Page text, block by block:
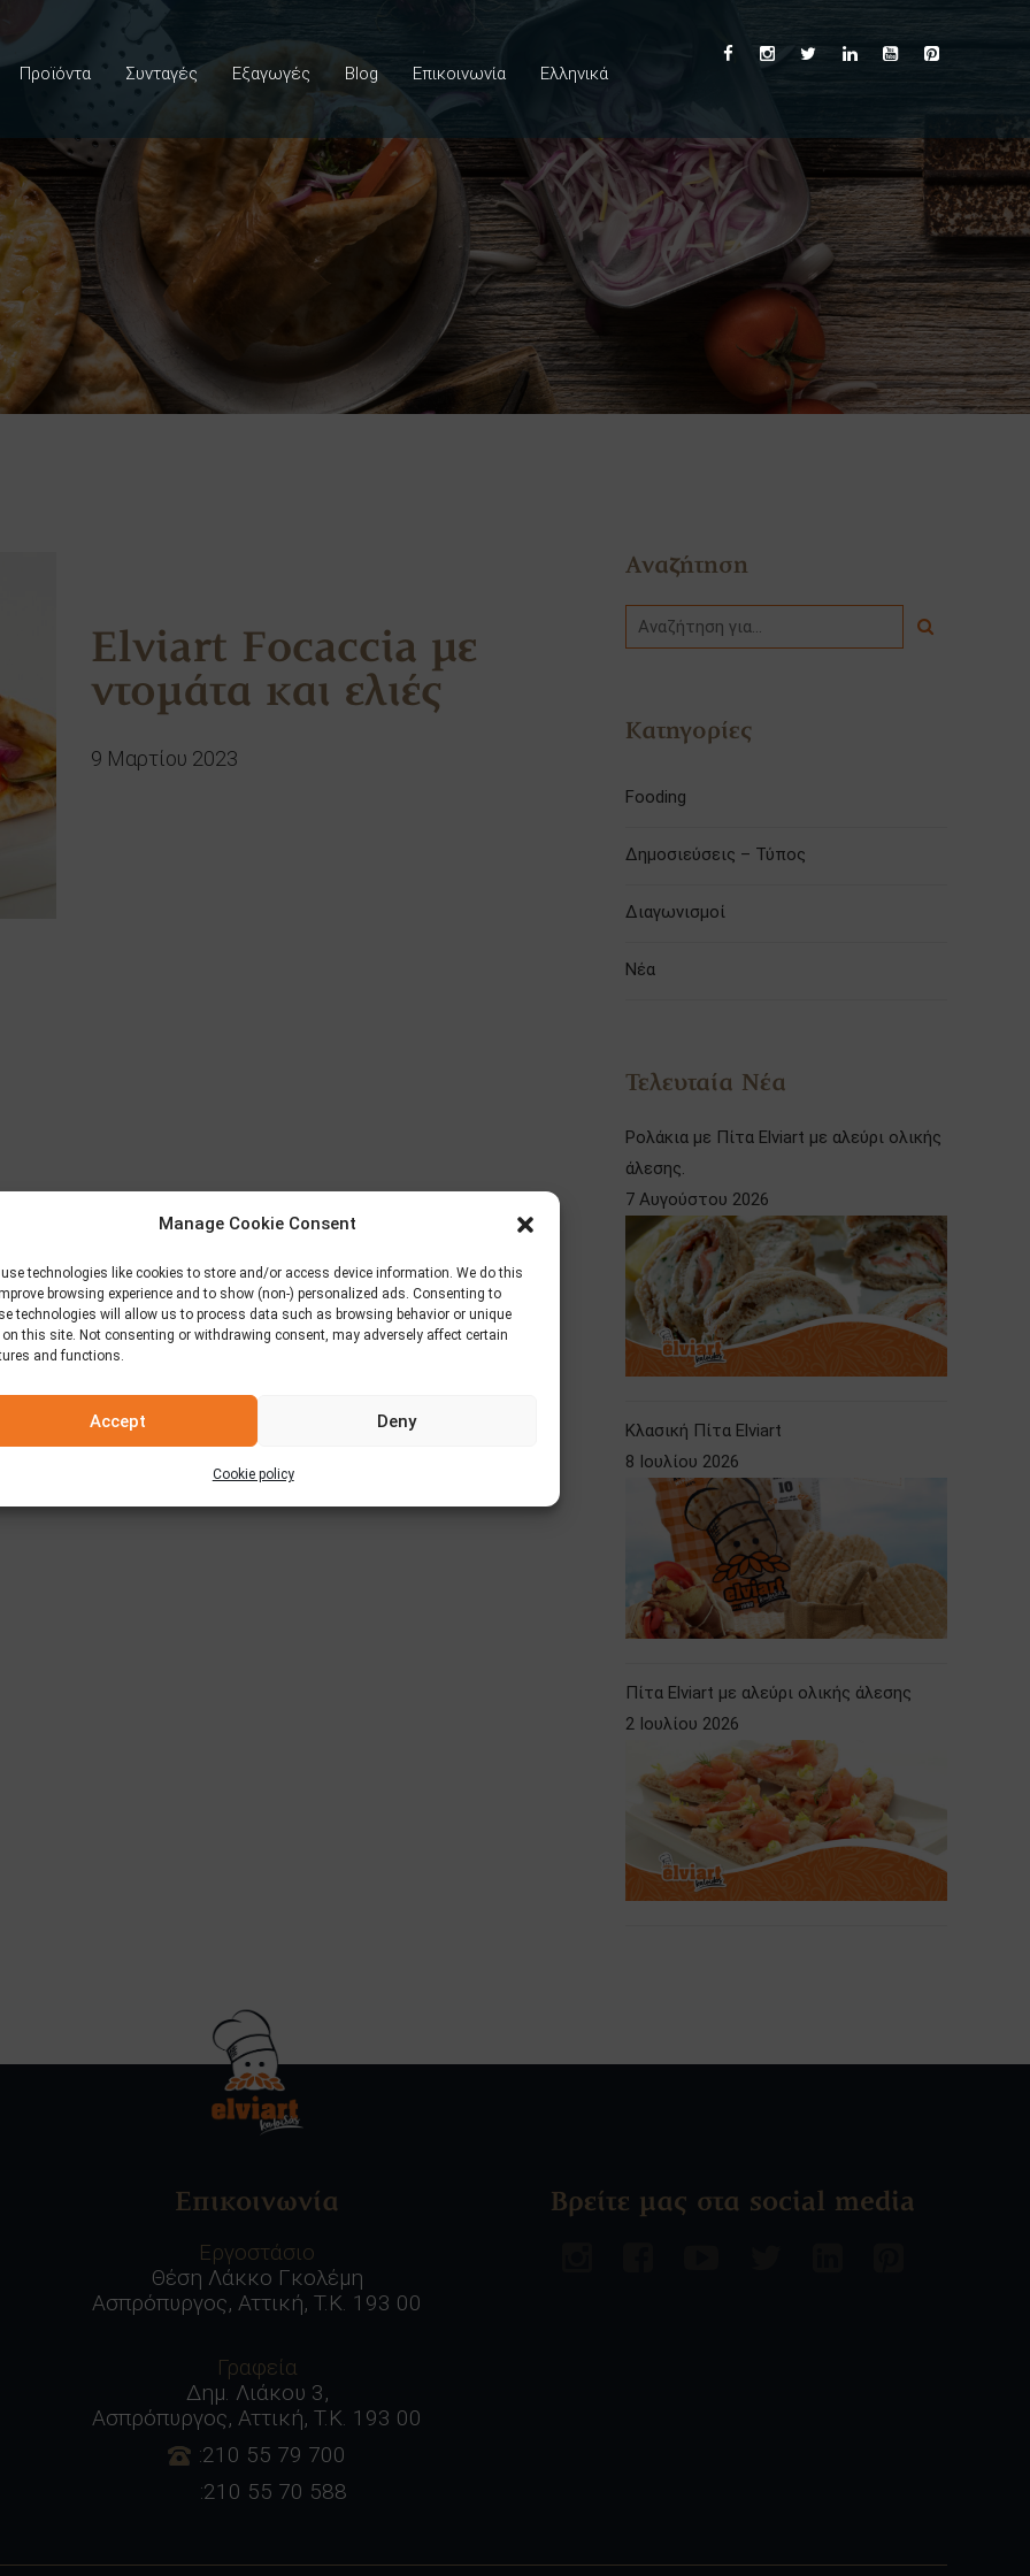
Manage Cookie Consent
use technologies like cookies to store and/or access device information. We do this
browsing experience and to show (non-) personalized ads. Consenting to
technologies will allow us to process data such as browsing behavior or unique
on this site. Not consenting or withdrawing consent, may adversely affect certain
and functions.
Accept Deny
Cookie policy
Προϊόντα Συνταγές Εξαγωγές Blog Επικοινωνία Ελληνικά
Elviart Focaccia με
ντομάτα και ελιές
9 Μαρτίου 2023
Αναζήτηση
Κατηγορίες
Fooding
Δημοσιεύσεις – Τύπος
Διαγωνισμοί
Νέα
Τελευταία Νέα
Ρολάκια με Πίτα Elviart με αλεύρι ολικής
άλεσης.
7 Αυγούστου 2026
Κλασική Πίτα Elviart
8 Ιουλίου 2026
Πίτα Elviart με αλεύρι ολικής άλεσης
2 Ιουλίου 2026
Επικοινωνία
Εργοστάσιο
Θέση Λάκκο Γκολέμη
Ασπρόπυργος, Αττική, Τ.Κ. 193 00
Γραφεία
Δημ. Λιάκου 3,
Ασπρόπυργος, Αττική, Τ.Κ. 193 00
:210 55 79 700
:210 55 70 588
Βρείτε μας στα social media